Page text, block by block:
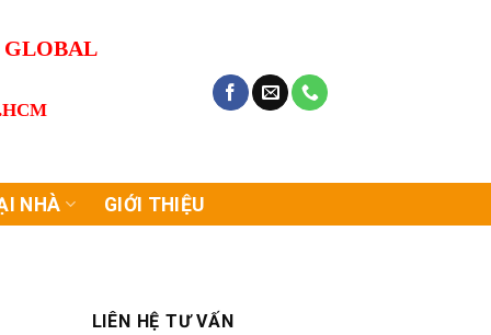
GLOBAL
NHÀ GIỚI THIỆU
LIÊN HỆ TƯ VẤN